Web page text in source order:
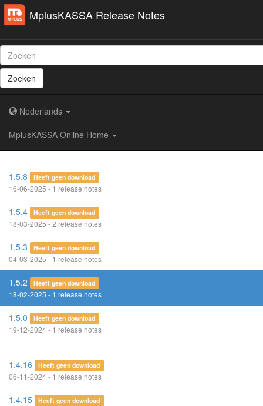
MplusKASSA Release Notes
Zoeken
Nederlands
MplusKASSA Online Home
1.5.8 Heeft geen download
16-06-2025 - 1 release notes
1.5.4 Heeft geen download
18-03-2025 - 2 release notes
1.5.3 Heeft geen download
04-03-2025 - 1 release notes
1.5.2 Heeft geen download
18-02-2025 - 1 release notes
1.5.0 Heeft geen download
19-12-2024 - 1 release notes
1.4.16 Heeft geen download
06-11-2024 - 1 release notes
1.4.15 Heeft geen download